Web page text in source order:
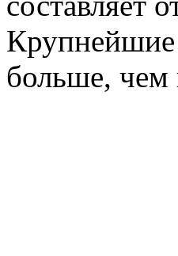
Крупнейшие
больше,